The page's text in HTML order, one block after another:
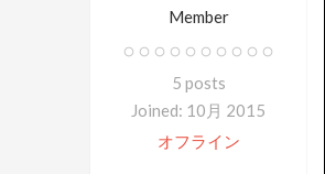
Member
5 posts
Joined: 10月 2015
オフライン